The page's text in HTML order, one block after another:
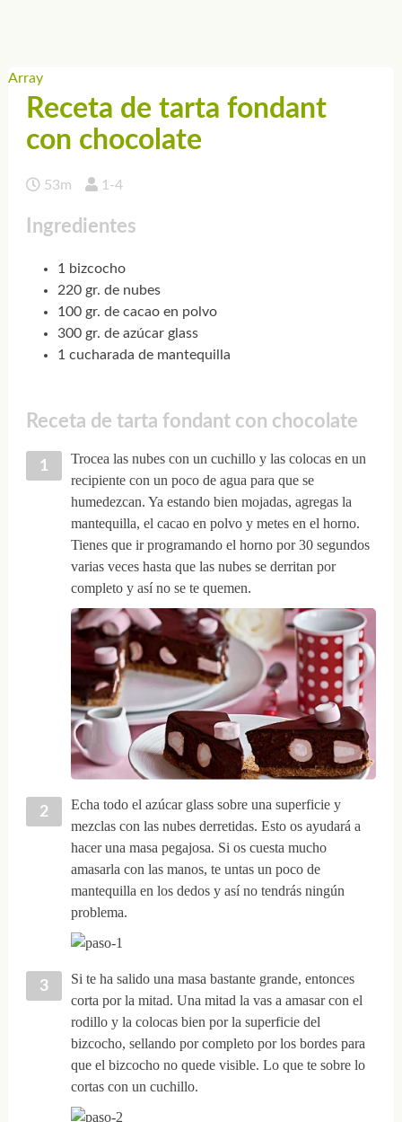
Array
Receta de tarta fondant
con chocolate
53m 1-4
Ingredientes
1 bizcocho
220 gr. de nubes
100 gr. de cacao en polvo
300 gr. de azúcar glass
1 cucharada de mantequilla
Receta de tarta fondant con chocolate
Trocea las nubes con un cuchillo y las colocas en un
recipiente con un poco de agua para que se
humedezcan. Ya estando bien mojadas, agregas la
mantequilla, el cacao en polvo y metes en el horno.
Tienes que ir programando el horno por 30 segundos
varias veces hasta que las nubes se derritan por
completo y así no se te quemen.
Echa todo el azúcar glass sobre una superficie y
mezclas con las nubes derretidas. Esto os ayudará a
hacer una masa pegajosa. Si os cuesta mucho
amasarla con las manos, te untas un poco de
mantequilla en los dedos y así no tendrás ningún
problema.
Si te ha salido una masa bastante grande, entonces
corta por la mitad. Una mitad la vas a amasar con el
rodillo y la colocas bien por la superficie del
bizcocho, sellando por completo por los bordes para
que el bizcocho no quede visible. Lo que te sobre lo
cortas con un cuchillo.